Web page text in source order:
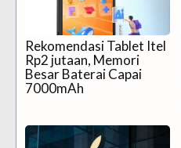
Rekomendasi Tablet Itel
Rp2 jutaan, Memori
Besar Baterai Capai
7000mAh